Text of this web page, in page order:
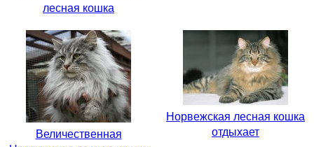
лесная кошка
Величественная
Норвежская лесная кошка
отдыхает